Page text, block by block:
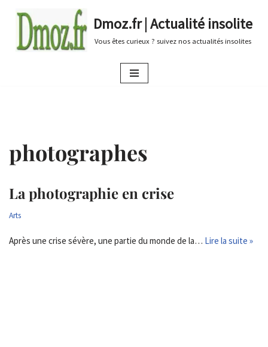
au
Dmoz.fr | Actualité insolite
Vous êtes curieux ? suivez nos actualités insolites
photographes
La photographie en crise
Arts
Après une crise sévère, une partie du monde de la… Lire la suite »